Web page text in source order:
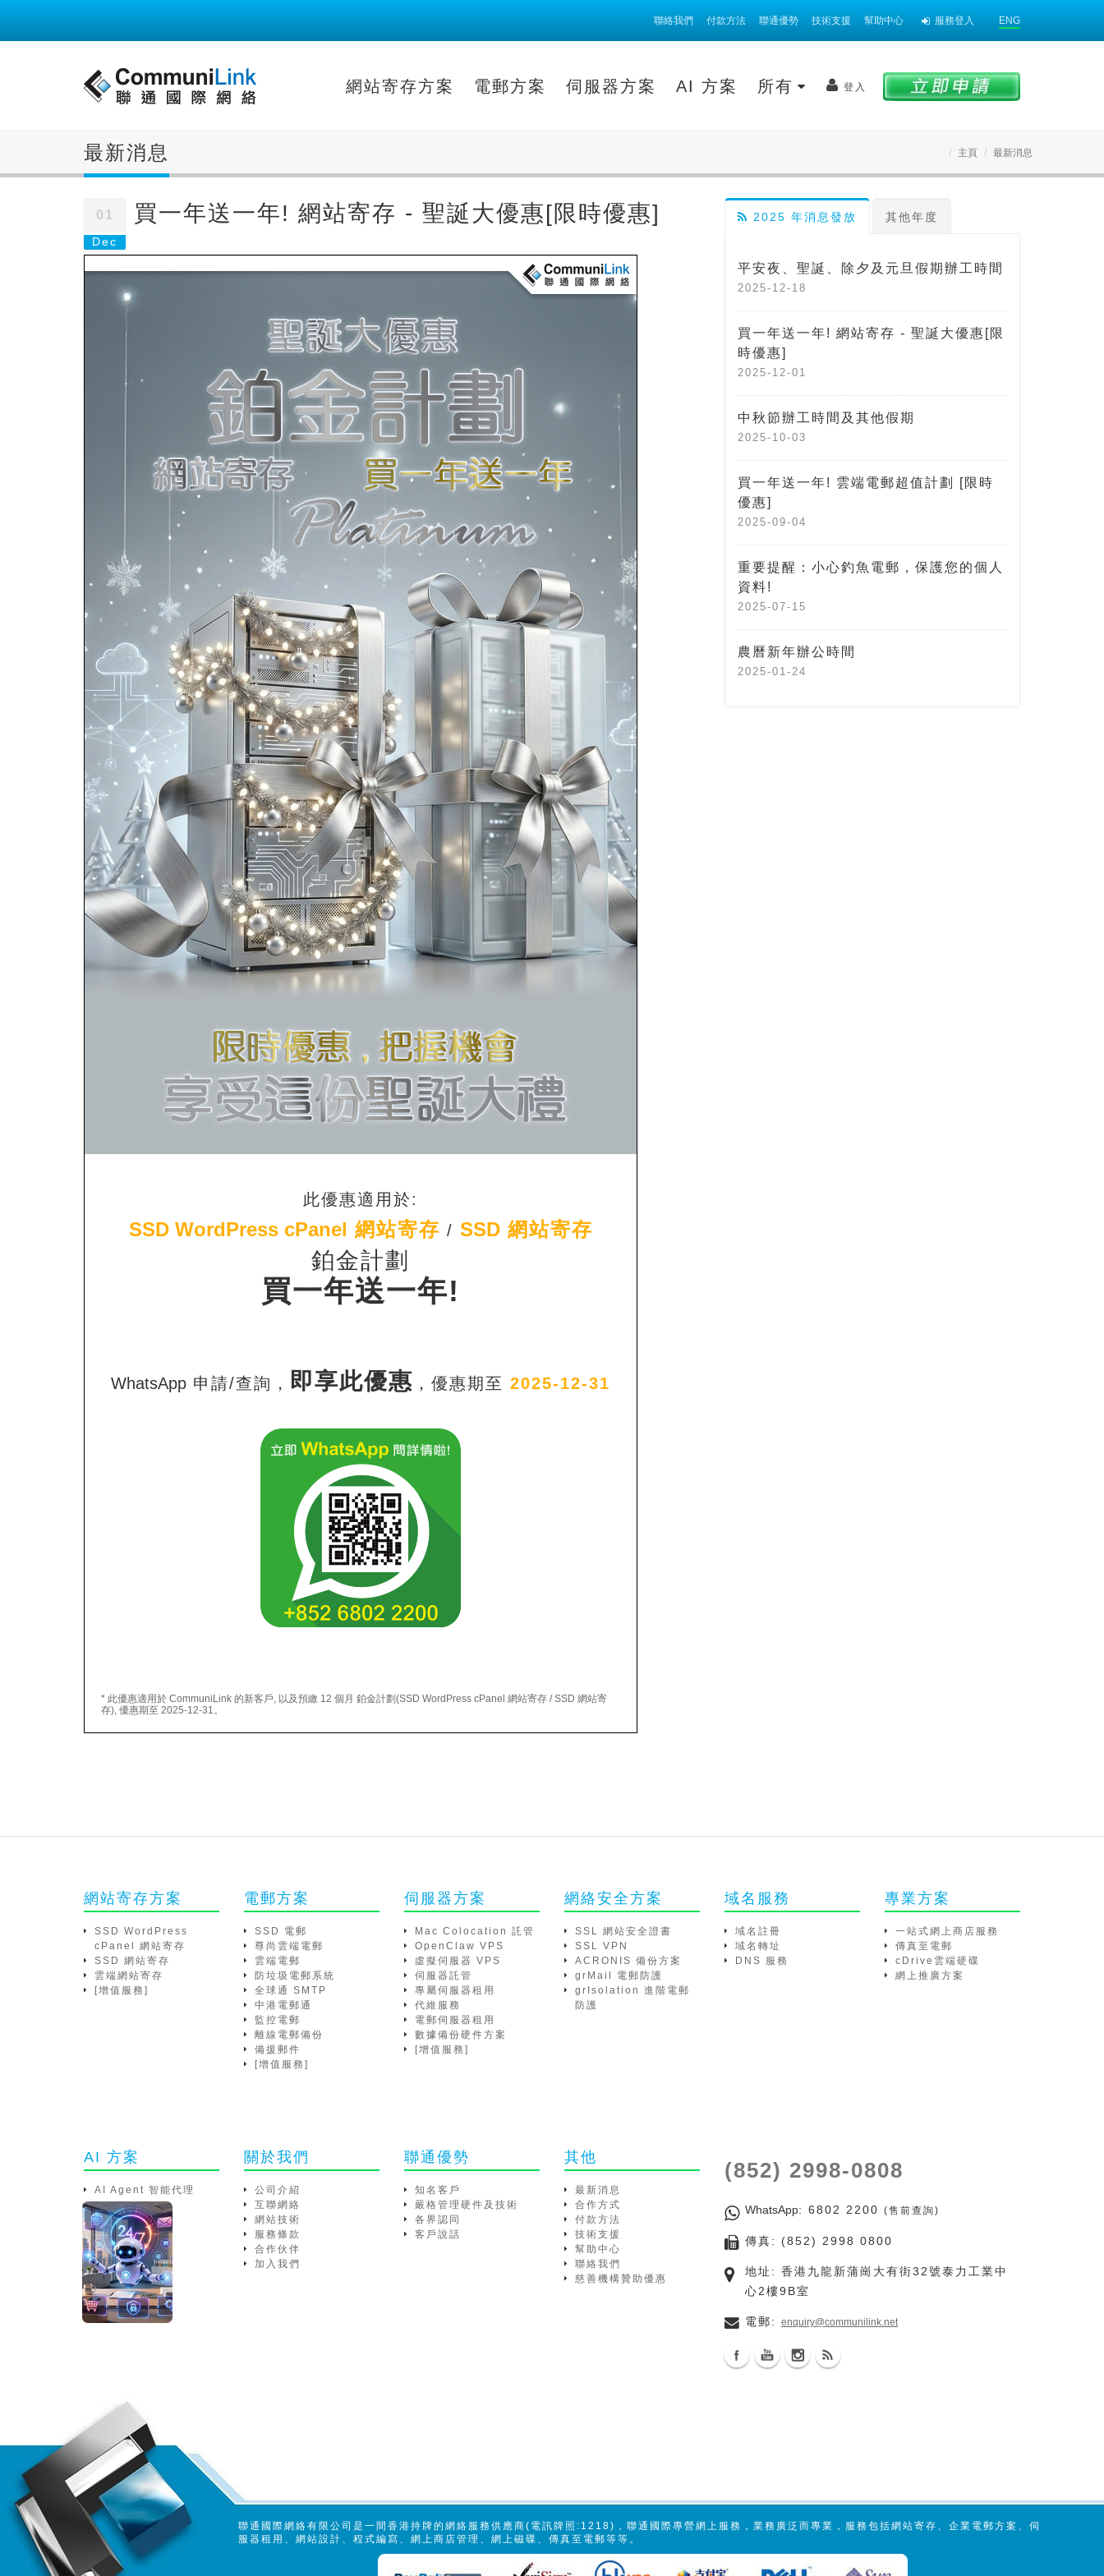
聯絡我們 付款方法 聯通優勢 技術支援 幫助中心 服務登入 ENG
網站寄存方案 電郵方案 伺服器方案 AI 方案 所有 登入
主頁 最新消息
最新消息
01
Dec
買一年送一年! 網站寄存 - 聖誕大優惠[限時優惠]
此優惠適用於:
SSD WordPress cPanel 網站寄存 / SSD網站寄存
鉑金計劃
買一年送一年!
WhatsApp 申請/查詢， 即享此優惠 ，優惠期至 2025-12-31
* 此優惠適用於 CommuniLink 的新客戶, 以及預繳 12 個月 鉑金計劃(SSD WordPress cPanel 網站寄存 / SSD 網站寄
存), 優惠期至 2025-12-31。
2025 年消息發放 其他年度
平安夜、聖誕、除夕及元旦假期辦工時間
2025-12-18
買一年送一年! 網站寄存 - 聖誕大優惠[限
時優惠]
2025-12-01
中秋節辦工時間及其他假期
2025-10-03
買一年送一年! 雲端電郵超值計劃 [限時
優惠]
2025-09-04
重要提醒：小心釣魚電郵，保護您的個人
資料!
2025-07-15
農曆新年辦公時間
2025-01-24
網站寄存方案
SSD WordPress
cPanel 網站寄存
SSD 網站寄存
雲端網站寄存
[增值服務]
電郵方案
SSD 電郵
尊尚雲端電郵
雲端電郵
防垃圾電郵系統
全球通 SMTP
中港電郵通
監控電郵
離線電郵備份
備援郵件
[增值服務]
伺服器方案
Mac Colocation 託管
OpenClaw VPS
虛擬伺服器 VPS
伺服器託管
專屬伺服器租用
代維服務
電郵伺服器租用
數據備份硬件方案
[增值服務]
網絡安全方案
SSL 網站安全證書
SSL VPN
ACRONIS 備份方案
grMail 電郵防護
grIsolation 進階電郵
防護
域名服務
域名註冊
域名轉址
DNS 服務
專業方案
一站式網上商店服務
傳真至電郵
cDrive雲端硬碟
網上推廣方案
AI 方案
AI Agent 智能代理
關於我們
公司介紹
互聯網絡
網站技術
服務條款
合作伙伴
加入我們
聯通優勢
知名客戶
嚴格管理硬件及技術
各界認同
客戶說話
其他
最新消息
合作方式
付款方法
技術支援
幫助中心
聯絡我們
慈善機構贊助優惠
(852) 2998-0808
WhatsApp: 6802 2200 (售前查詢)
傳真: (852) 2998 0800
地址: 香港九龍新蒲崗大有街32號泰力工業中
心2樓9B室
電郵: enquiry@communilink.net
聯通國際網絡有限公司是一間香港持牌的網絡服務供應商(電訊牌照:1218)，聯通國際專營網上服務，業務廣泛而專業，服務包括網站寄存、企業電郵方案、伺
服器租用、網站設計、程式編寫、網上商店管理、網上磁碟、傳真至電郵等等。